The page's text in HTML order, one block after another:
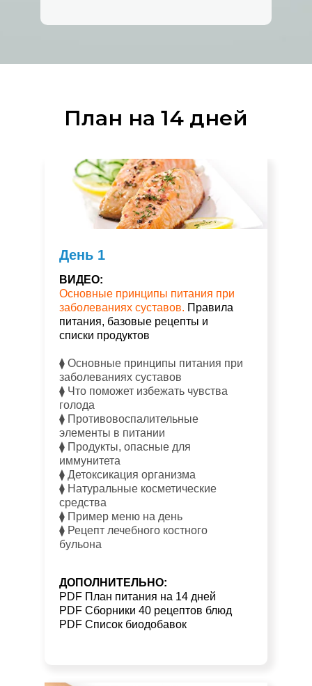
План на 14 дней
День 1
ВИДЕО:
Основные принципы питания при
заболеваниях суставов. Правила
питания, базовые рецепты и
списки продуктов
ДОПОЛНИТЕЛЬНО:
PDF План питания на 14 дней
PDF Сборники 40 рецептов блюд
PDF Список биодобавок
⧫ Основные принципы питания при
заболеваниях суставов
⧫ Что поможет избежать чувства
голода
⧫ Противовоспалительные
элементы в питании
⧫ Продукты, опасные для
иммунитета
⧫ Детоксикация организма
⧫ Натуральные косметические
средства
⧫ Пример меню на день
⧫ Рецепт лечебного костного
бульона